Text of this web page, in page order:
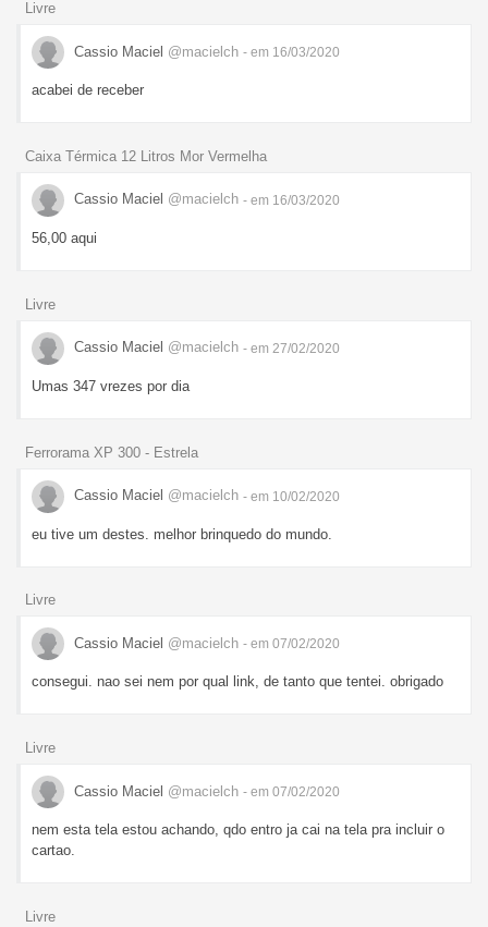
Livre
Cassio Maciel @macielch - em 16/03/2020
acabei de receber
Caixa Térmica 12 Litros Mor Vermelha
Cassio Maciel @macielch - em 16/03/2020
56,00 aqui
Livre
Cassio Maciel @macielch - em 27/02/2020
Umas 347 vrezes por dia
Ferrorama XP 300 - Estrela
Cassio Maciel @macielch - em 10/02/2020
eu tive um destes. melhor brinquedo do mundo.
Livre
Cassio Maciel @macielch - em 07/02/2020
consegui. nao sei nem por qual link, de tanto que tentei. obrigado
Livre
Cassio Maciel @macielch - em 07/02/2020
nem esta tela estou achando, qdo entro ja cai na tela pra incluir o
cartao.
Livre